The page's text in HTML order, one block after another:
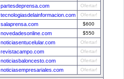
partesdeprensa.com Ofertar!
tecnologiasdelainformacion.com Ofertar!
salaprensa.com $600
novedadesonline.com $550
noticiasentucelular.com Ofertar!
revistacampo.com Ofertar!
noticiasbaloncesto.com Ofertar!
noticiasempresariales.com Ofertar!